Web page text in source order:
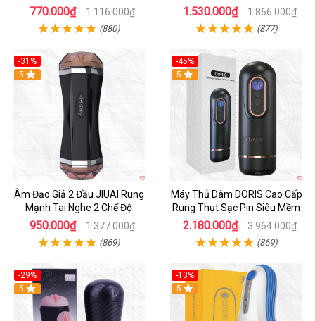
770.000₫ 1.116.000₫
(880)
tiện lợi
1.530.000₫ 1.866.000₫
(877)
-31%
5
Âm Đạo Giả 2 Đầu JIUAI Rung
Mạnh Tai Nghe 2 Chế Độ
950.000₫ 1.377.000₫
(869)
-45%
Hot
5
Máy Thủ Dâm DORIS Cao Cấp
Rung Thụt Sạc Pin Siêu Mềm
2.180.000₫ 3.964.000₫
(869)
-29%
5
-13%
5